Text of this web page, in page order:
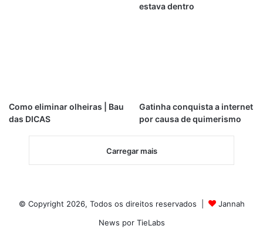
estava dentro
Como eliminar olheiras | Bau
das DICAS
Gatinha conquista a internet
por causa de quimerismo
Carregar mais
© Copyright 2026, Todos os direitos reservados |
Jannah
News por TieLabs